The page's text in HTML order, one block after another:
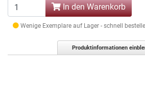
In den Warenkorb
Wenige Exemplare auf Lager - schnell
Produktinformationen